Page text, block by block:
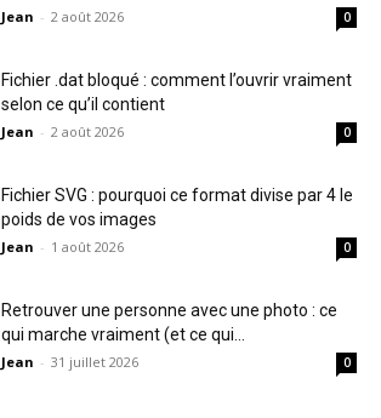
Jean - 2 août 2026 0
Fichier .dat bloqué : comment l’ouvrir vraiment
selon ce qu’il contient
Jean - 2 août 2026 0
Fichier SVG : pourquoi ce format divise par 4 le
poids de vos images
Jean - 1 août 2026 0
Retrouver une personne avec une photo : ce
qui marche vraiment (et ce qui...
Jean - 31 juillet 2026 0